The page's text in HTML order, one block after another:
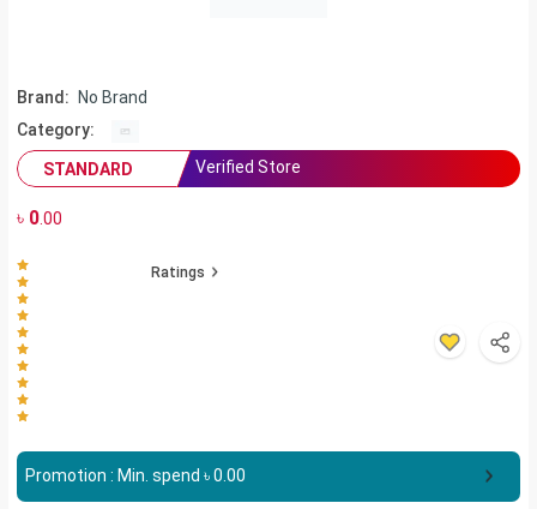
Brand:
No Brand
Category:
STANDARD
Verified Store
৳ 0.00
Ratings
Promotion : Min. spend ৳0.00